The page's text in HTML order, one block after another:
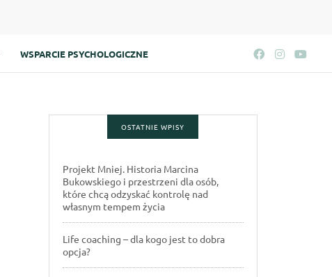
WSPARCIE PSYCHOLOGICZNE
OSTATNIE WPISY
Projekt Mniej. Historia Marcina
Bukowskiego i przestrzeni dla osób,
które chcą odzyskać kontrolę nad
własnym tempem życia
Life coaching – dla kogo jest to dobra
opcja?